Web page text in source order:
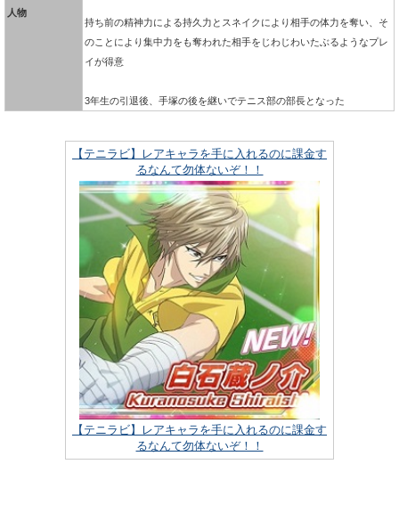
人物
持ち前の精神力による持久力とスネイクにより相手の体力を奪い、そ
のことにより集中力をも奪われた相手をじわじわいたぶるようなプレ
イが得意
3年生の引退後、手塚の後を継いでテニス部の部長となった
【テニラビ】レアキャラを手に入れるのに課金す
るなんて勿体ないぞ！！
【テニラビ】レアキャラを手に入れるのに課金す
るなんて勿体ないぞ！！